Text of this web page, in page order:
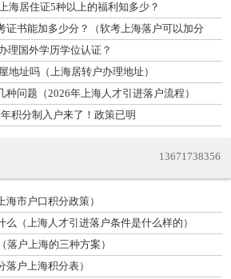
海居住证5种以上的福利知多少？
证书能加多少分？（软考上海落户可以加分
理国外学历学位认证？
地址吗（上海居转户办理地址）
问题（2026年上海人才引进落户流程）
积分制入户来了！政策已明
13671738356
市户口积分政策）
（上海人才引进落户条件是什么样的）
户上海的三种方案）
户上海积分表）